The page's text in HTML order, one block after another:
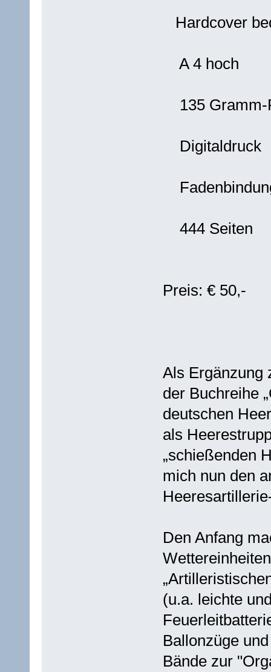
Hardcover
A 4 hoch
135 Gramm-
Digitaldruck
444 Seiten
Preis: € 50,-
Als Ergänzung
der Buchreihe
deutschen
als
„schießenden
mich nun den
Den Anfang
(u.a. leichte
Ballonzüge
Bände zur